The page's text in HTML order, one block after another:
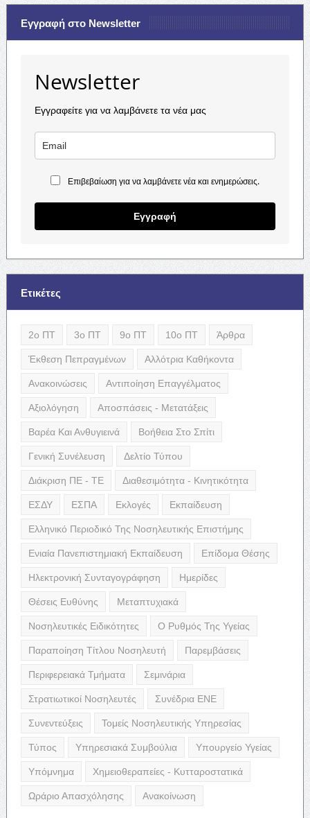
Εγγραφή στο Newsletter
Newsletter
Εγγραφείτε για να λαμβάνετε τα νέα μας
Επιβεβαίωση για να λαμβάνετε νέα και ενημερώσεις.
Εγγραφή
Ετικέτες
2ο ΠΤ 3ο ΠΤ 9ο ΠΤ 10ο ΠΤ Άρθρα
Έκθεση Πεπραγμένων Αλλότρια Καθήκοντα
Ανακοινώσεις Αντιποίηση Επαγγέλματος
Αξιολόγηση Αποσπάσεις - Μετατάξεις
Βαρέα Και Ανθυγιεινά Βοήθεια Στο Σπίτι
Γενική Συνέλευση Δελτίο Τύπου
Διάκριση ΠΕ - ΤΕ Διαθεσιμότητα - Κινητικότητα
ΕΣΔΥ ΕΣΠΑ Εκλογές Εκπαίδευση
Ελληνικό Περιοδικό Της Νοσηλευτικής Επιστήμης
Ενιαία Πανεπιστημιακή Εκπαίδευση Επίδομα Θέσης
Ηλεκτρονική Συνταγογράφηση Ημερίδες
Θέσεις Ευθύνης Μεταπτυχιακά
Νοσηλευτικές Ειδικότητες Ο Ρυθμός Της Υγείας
Παραποίηση Τίτλου Νοσηλευτή Παρεμβάσεις
Περιφερειακά Τμήματα Σεμινάρια
Στρατιωτικοί Νοσηλευτές Συνέδρια ΕΝΕ
Συνεντεύξεις Τομείς Νοσηλευτικής Υπηρεσίας
Τύπος Υπηρεσιακά Συμβούλια Υπουργείο Υγείας
Υπόμνημα Χημειοθεραπείες - Κυτταροστατικά
Ωράριο Απασχόλησης Ανακοίνωση